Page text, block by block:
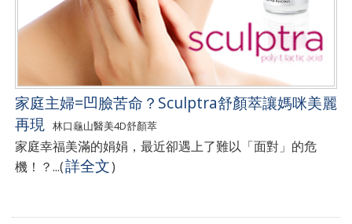
家庭主婦=凹臉苦命？Sculptra舒顏萃讓媽咪美麗
再現 林口龜山醫美4D舒顏萃
家庭幸福美滿的娟娟，最近卻遇上了難以「面對」的危
機！？...(詳全文)